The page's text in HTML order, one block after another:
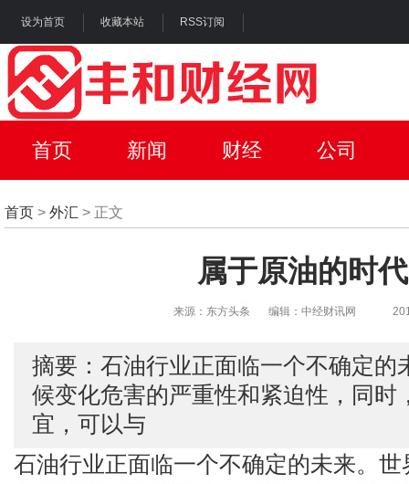
设为首页 收藏本站 RSS订阅
首页 新闻 财经 公司
首页 > 外汇 > 正文
属于原油的时
来源：东方头条 编辑：中经财讯网
摘要：石油行业正面临一个不确定的
候变化危害的严重性和紧迫性，同时
宜，可以与
石油行业正面临一个不确定的未来。